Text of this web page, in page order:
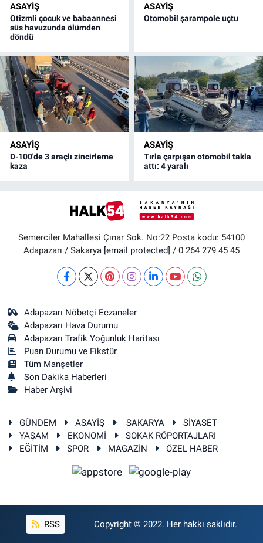
ASAYİŞ
Otizmli çocuk ve babaannesi
süs havuzunda ölümden
döndü
ASAYİŞ
Otomobil şarampole uçtu
ASAYİŞ
D-100'de 3 araçlı zincirleme
kaza
ASAYİŞ
Tırla çarpışan otomobil takla
attı: 4 yaralı
Semerciler Mahallesi Çınar Sok. No:22 Posta kodu: 54100
Adapazarı / Sakarya [email protected] / 0 264 279 45 45
Adapazarı Nöbetçi Eczaneler
Adapazarı Hava Durumu
Adapazarı Trafik Yoğunluk Haritası
Puan Durumu ve Fikstür
Tüm Manşetler
Son Dakika Haberleri
Haber Arşivi
GÜNDEM ASAYİŞ SAKARYA
SİYASET
YAŞAM
EKONOMİ
SOKAK RÖPORTAJLARI
EĞİTİM
SPOR MAGAZİN ÖZEL HABER
RSS Copyright © 2022. Her hakkı saklıdır.